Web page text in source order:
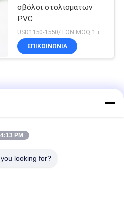
σβόλοι στολισμάτων
PVC
USD1150-1550/TON MOQ:1 τόνοι
ΕΠΙΚΟΙΝΩΝΙΑ
κόκκων 100% PVC
τυποποιημένη Virgin
4:13 PM
looking for?